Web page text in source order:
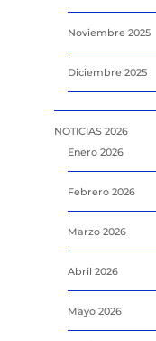
Noviembre 2025
Diciembre 2025
NOTICIAS 2026
Enero 2026
Febrero 2026
Marzo 2026
Abril 2026
Mayo 2026